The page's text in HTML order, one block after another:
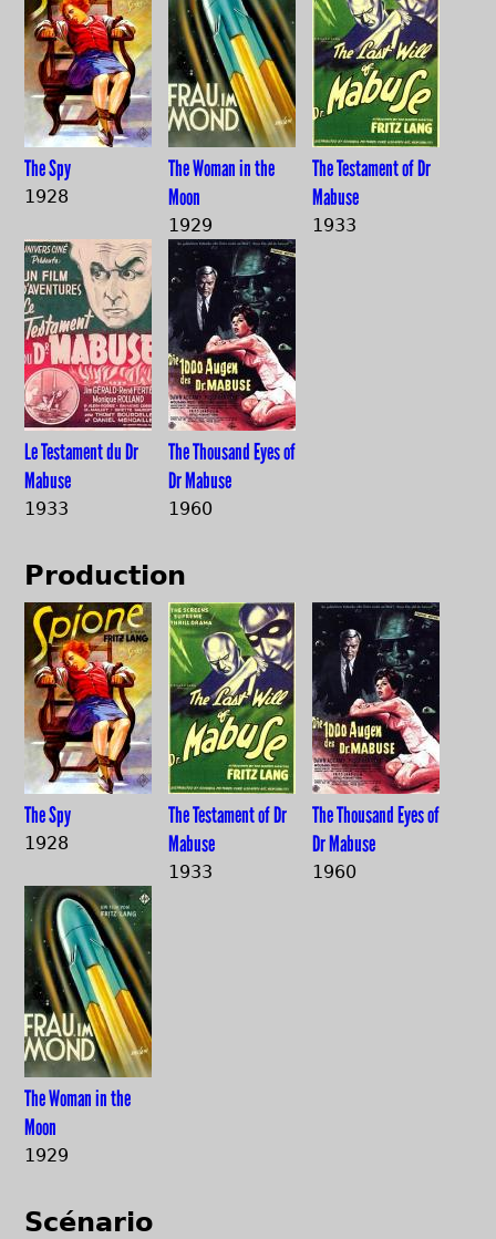
The Spy
1928
The Woman in the
Moon
1929
The Testament of Dr
Mabuse
1933
Le Testament du Dr
Mabuse
1933
The Thousand Eyes of
Dr Mabuse
1960
Production
The Spy
1928
The Testament of Dr
Mabuse
1933
The Thousand Eyes of
Dr Mabuse
1960
The Woman in the
Moon
1929
Scénario